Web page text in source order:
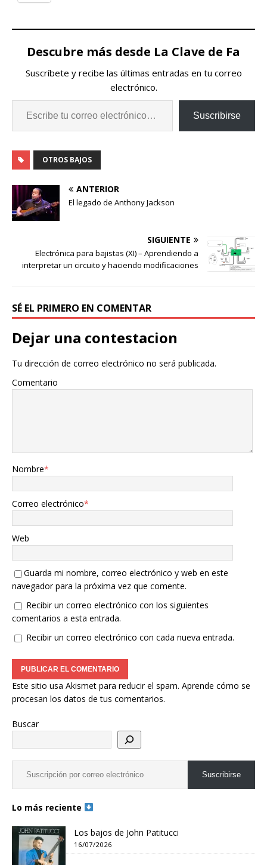
Descubre más desde La Clave de Fa
Suscríbete y recibe las últimas entradas en tu correo
electrónico.
Suscribirse
OTROS BAJOS
ANTERIOR
El legado de Anthony Jackson
SIGUIENTE
Electrónica para bajistas (XI) – Aprendiendo a
interpretar un circuito y haciendo modificaciones
SÉ EL PRIMERO EN COMENTAR
Dejar una contestacion
Tu dirección de correo electrónico no será publicada.
Comentario
Nombre*
Correo electrónico*
Web
Guarda mi nombre, correo electrónico y web en este
navegador para la próxima vez que comente.
Recibir un correo electrónico con los siguientes
comentarios a esta entrada.
Recibir un correo electrónico con cada nueva entrada.
Este sitio usa Akismet para reducir el spam. Aprende cómo se
procesan los datos de tus comentarios.
Buscar
Suscribirse
Lo más reciente
Los bajos de John Patitucci
16/07/2026